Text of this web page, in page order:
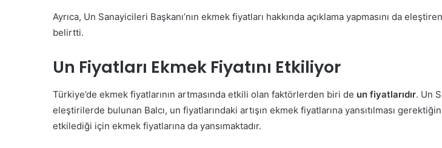
Ayrıca, Un Sanayicileri Başkanı’nın ekmek fiyatları hakkında açıklama yapmasını da
belirtti.
Un Fiyatları Ekmek Fiyatını Etkiliyor
Türkiye’de ekmek fiyatlarının artmasında etkili olan faktörlerden biri de un fiyatlarıdır. Un
eleştirilerde bulunan Balcı, un fiyatlarındaki artışın ekmek fiyatlarına yansıtılması
etkilediği için ekmek fiyatlarına da yansımaktadır.